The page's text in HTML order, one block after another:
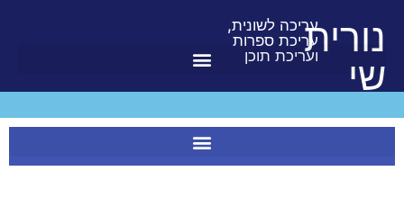
נורית
שי
עריכה לשונית,
עריכת ספרות
ועריכת תוכן